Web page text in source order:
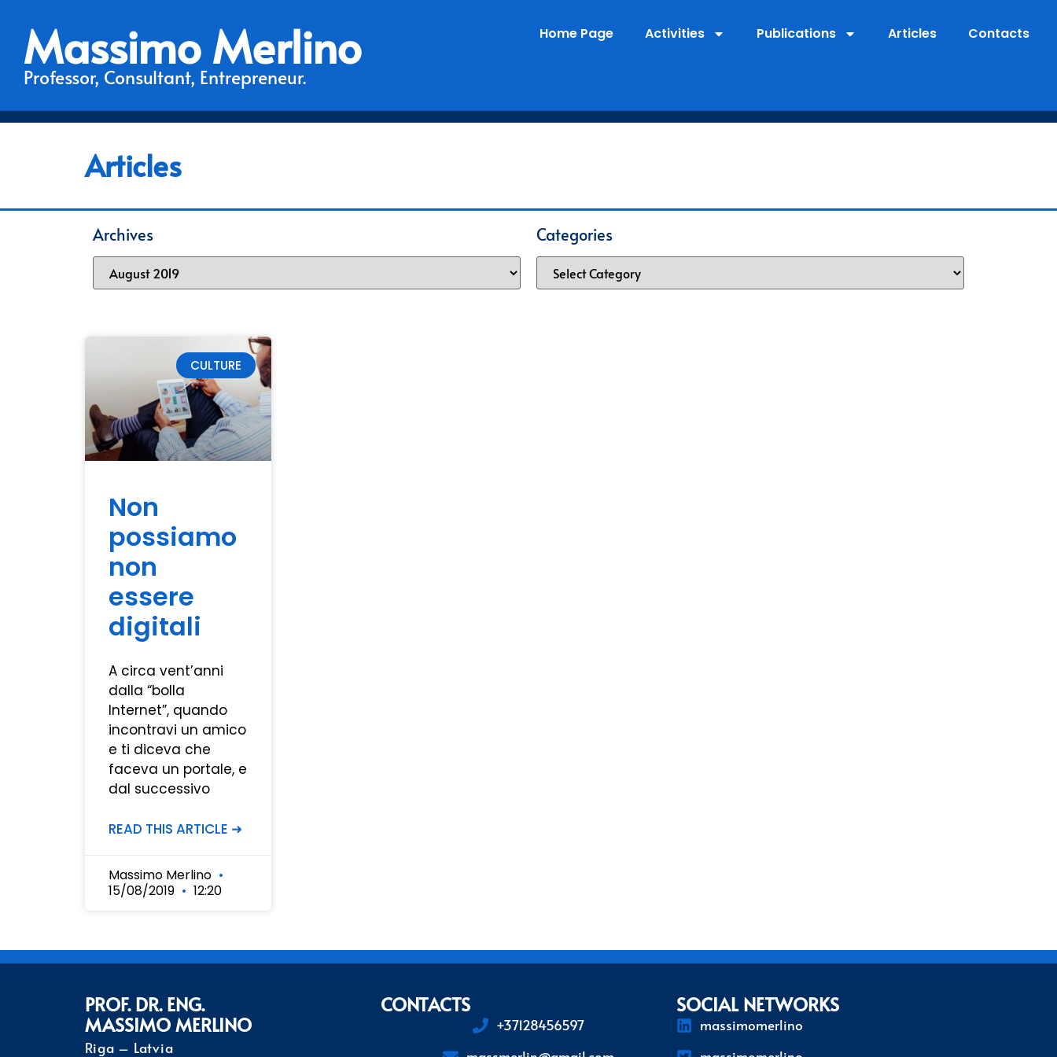
Massimo Merlino
Professor, Consultant, Entrepreneur.
Home Page Activities Publications Articles Contacts
Articles
Archives Categories
CULTURE
Non
possiamo
non
essere
digitali
A circa vent’anni
dalla “bolla
Internet”, quando
incontravi un amico
e ti diceva che
faceva un portale, e
dal successivo
READ THIS ARTICLE ➜
Massimo Merlino
15/08/2019
12:20
PROF. DR. ENG.
MASSIMO MERLINO
Riga – Latvia
CONTACTS
+37128456597
SOCIAL NETWORKS
massimomerlino